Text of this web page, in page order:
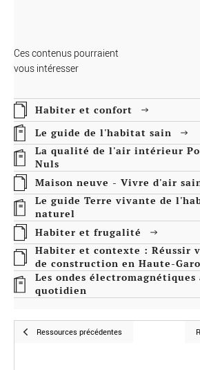
Ces contenus pourraient
vous intéresser
Habiter et confort
Le guide de l'habitat sain
La qualité de l'air intérieur
Nuls
Maison neuve - Vivre d'air
Le guide Terre vivante de
naturel
Habiter et frugalité
Habiter et contexte : Réussir
de construction en Haute-
Les ondes électromagnétiques
quotidien
Ressources précédentes